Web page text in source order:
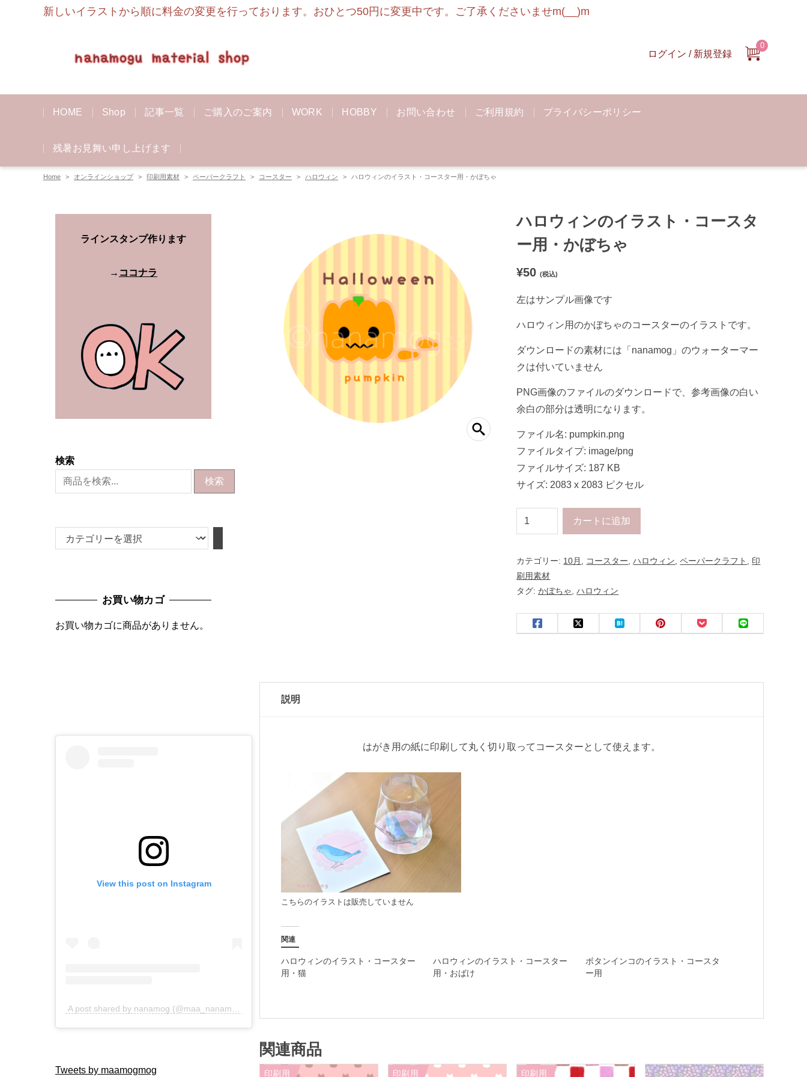
新しいイラストから順に料金の変更を行っております。おひとつ50円に変更中です。ご了承くださいませm(__)m
ログイン / 新規登録
0
HOME Shop 記事一覧 ご購入のご案内 WORK HOBBY お問い合わせ ご利用規約 プライバシーポリシー
残暑お見舞い申し上げます
Home オンラインショップ 印刷用素材 ペーパークラフト コースター ハロウィン ハロウィンのイラスト・コースター用・かぼちゃ
ハロウィンのイラスト・コースタ
ー用・かぼちゃ
¥50 (税込)
左はサンプル画像です
ハロウィン用のかぼちゃのコースターのイラストです。
ダウンロードの素材には「nanamog」のウォーターマー
クは付いていません
PNG画像のファイルのダウンロードで、参考画像の白い
余白の部分は透明になります。
ファイル名: pumpkin.png
ファイルタイプ: image/png
ファイルサイズ: 187 KB
サイズ: 2083 x 2083 ピクセル
ハ
ロ
ィ
ン
イ
ラ
・
ー
タ
カートに追加
カテゴリー: 10月 , コースター,ハロウィン,ペーパークラフト , 印
刷用素材
タグ:かぼちゃ,ハロウィン
説明
はがき用の紙に印刷して丸く切り取ってコースターとして使えます。
こちらのイラストは販売していません
関連
ハロウィンのイラスト・コースター
用・猫
ハロウィンのイラスト・コースター
用・おばけ
ボタンインコのイラスト・コースタ
ー用
関連商品
印刷用 印刷用 印刷用
ラインスタンプ作ります
→ ココナラ
検索
検索
テ
ー
お買い物カゴ
お買い物カゴに商品がありません。
View this post on Instagram
A post shared by nanamog (@maa_nanamog)
Tweets by maamogmog